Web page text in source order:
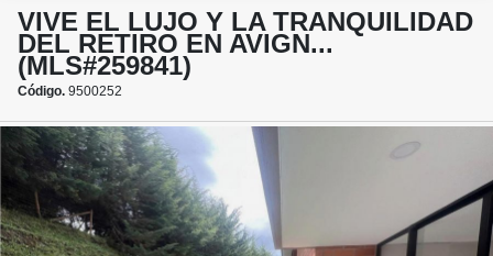
VIVE EL LUJO Y LA TRANQUILIDAD
DEL RETIRO EN AVIGN...
(MLS#259841)
Código. 9500252